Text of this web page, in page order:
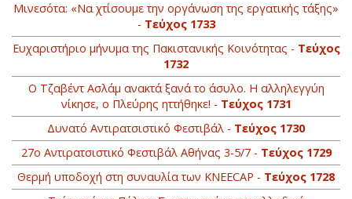
Μινεσότα: «Να χτίσουμε την οργάνωση της εργατικής τάξης»
- Τεύχος 1733
Ευχαριστήριο μήνυμα της Πακιστανικής Κοινότητας - Τεύχος
1732
Ο Τζαβέντ Ασλάμ ανακτά ξανά το άσυλο. Η αλληλεγγύη
νίκησε, ο Πλεύρης ηττήθηκε! - Τεύχος 1731
Δυνατό Αντιρατσιστικό Φεστιβάλ - Τεύχος 1730
27ο Αντιρατσιστικό Φεστιβάλ Αθήνας 3-5/7 - Τεύχος 1729
Θερμή υποδοχή στη συναυλία των KNEECAP - Τεύχος 1728